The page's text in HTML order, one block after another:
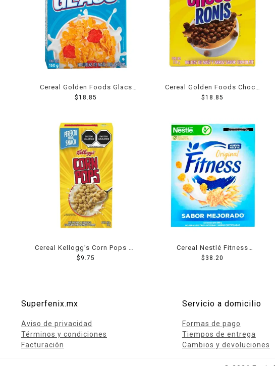
Cereal Golden Foods Glacs
150 g
$18.85
Cereal Golden Foods Choco
Ronis 150 g
$18.85
Cereal Kellogg’s Corn Pops 30
g
$ 9.75
Cereal Nestlé Fitness
nutrición + energía 230 g
$ 38.20
Superfenix.mx
Aviso de privacidad
Términos y condiciones
Facturación
Servicio a domicilio
Formas de pago
Tiempos de entrega
Cambios y devoluciones